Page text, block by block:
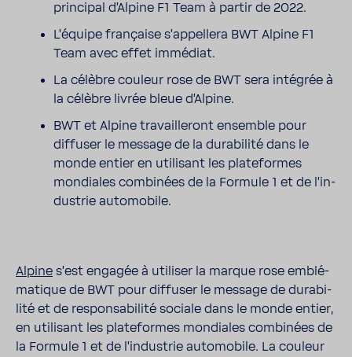
prin­cipal d'Al­pine F1 Team à partir de 2022.
L'équipe fran­çaise s'ap­pel­lera BWT Alpine F1
Team avec effet immé­diat.
La célèbre couleur rose de BWT sera inté­grée à
la célèbre livrée bleue d'Al­pine.
BWT et Alpine travaille­ront ensemble pour
diffuser le message de la dura­bi­lité dans le
monde entier en utili­sant les plate­formes
mondiales combi­nées de la Formule 1 et de l'in­
dus­trie auto­mo­bile.
Alpine s'est engagée à utiliser la marque rose emblé­
ma­tique de BWT pour diffuser le message de dura­bi­
lité et de respon­sa­bi­lité sociale dans le monde entier,
en utili­sant les plate­formes mondiales combi­nées de
la Formule 1 et de l'in­dus­trie auto­mo­bile. La couleur